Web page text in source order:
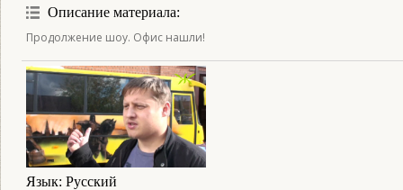
Описание материала:
Продолжение шоу. Офис нашли!
Язык: Русский